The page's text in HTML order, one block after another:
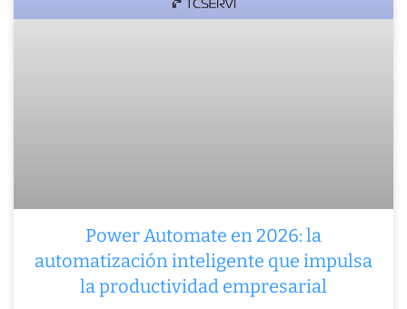
Power Automate en 2026: la
automatización inteligente que impulsa
la productividad empresarial